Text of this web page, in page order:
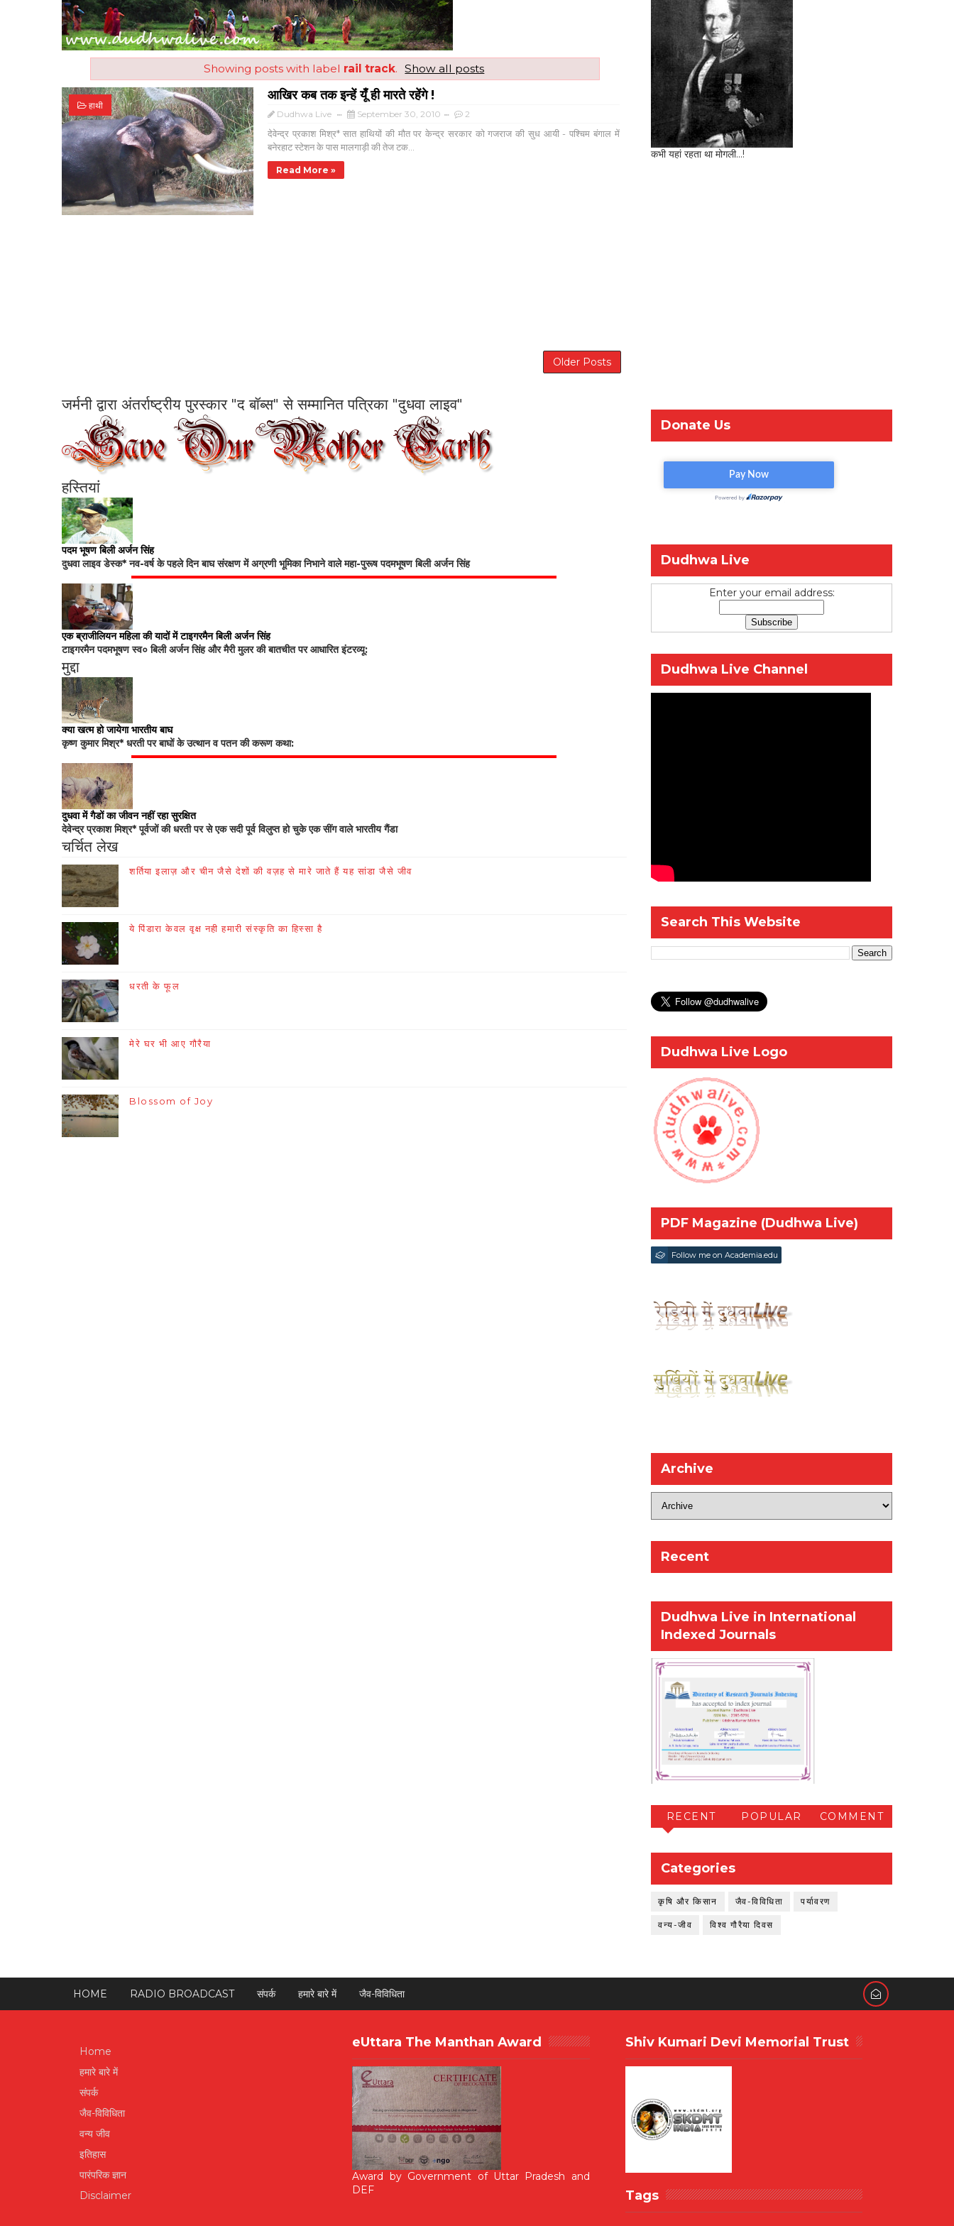
Showing posts with label rail track. Show all posts
हाथी
आखिर कब तक इन्हें यूँ ही मारते रहेंगे !
Dudhwa Live September 30, 2010 2
देवेन्द्र प्रकाश मिश्र* सात हाथियों की मौत पर केन्द्र सरकार को गजराज की सुध आयी - पश्चिम बंगाल में
बनेरहाट स्टेशन के पास मालगाड़ी की तेज टक...
Read More »
Older Posts
जर्मनी द्वारा अंतर्राष्ट्रीय पुरस्कार "द बॉब्स" से सम्मानित पत्रिका "दुधवा लाइव"
हस्तियां
पदम भूषण बिली अर्जन सिंह
दुधवा लाइव डेस्क* नव-वर्ष के पहले दिन बाघ संरक्षण में अग्रणी भूमिका निभाने वाले महा-पुरूष पदमभूषण बिली अर्जन सिंह
एक ब्राजीलियन महिला की यादों में टाइगरमैन बिली अर्जन सिंह
टाइगरमैन पदमभूषण स्व० बिली अर्जन सिंह और मैरी मुलर की बातचीत पर आधारित इंटरव्यू:
मुद्दा
क्या खत्म हो जायेगा भारतीय बाघ
कृष्ण कुमार मिश्र* धरती पर बाघों के उत्थान व पतन की करूण कथा:
दुधवा में गैडों का जीवन नहीं रहा सुरक्षित
देवेन्द्र प्रकाश मिश्र* पूर्वजों की धरती पर से एक सदी पूर्व विलुप्त हो चुके एक सींग वाले भारतीय गैंडा
चर्चित लेख
शर्तिया इलाज़ और चीन जैसे देशों की वज़ह से मारे जाते हैं यह सांडा जैसे जीव
ये पिंडारा केवल वृक्ष नही हमारी संस्कृति का हिस्सा है
धरती के फूल
मेरे घर भी आए गौरैया
Blossom of Joy
कभी यहां रहता था मोगली...!
Donate Us
Dudhwa Live
Enter your email address:
Dudhwa Live Channel
Search This Website
Dudhwa Live Logo
PDF Magazine (Dudhwa Live)
Follow me on Academia.edu
Archive
Recent
Dudhwa Live in International
Indexed Journals
RECENT POPULAR COMMENT
Categories
कृषि और किसान जैव-विविधिता पर्यावरण
वन्य-जीव विश्व गौरैया दिवस
HOME RADIO BROADCAST संपर्क हमारे बारे में जैव-विविधिता
Home
हमारे बारे में
संपर्क
जैव-विविधिता
वन्य जीव
इतिहास
पारंपरिक ज्ञान
Disclaimer
eUttara The Manthan Award
Award by Government of Uttar Pradesh and
DEF
Shiv Kumari Devi Memorial Trust
Tags